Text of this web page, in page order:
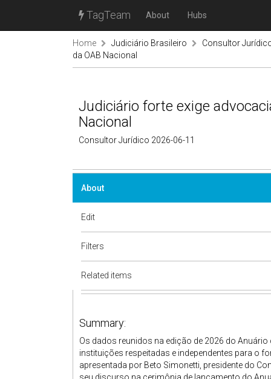
TagTeam About Hubs
Home Judiciário Brasileiro
Consultor
da OAB Nacional
Judiciário forte exige
Nacional
Consultor Jurídico 2026-06-11
About
Edit
Filters
Related items
Summary:
Os dados reunidos na edição de 2026 do
instituições respeitadas e independentes para o
apresentada por Beto Simonetti, presidente do